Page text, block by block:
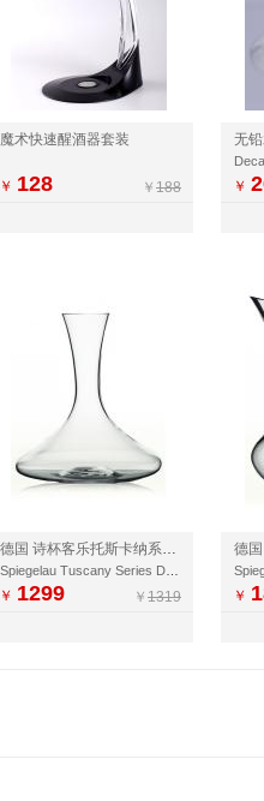
魔术快速醒酒器套装
￥ 128 ￥ 188 ￥
德国 诗杯客乐托斯卡纳系列醒酒器 1L
￥ 1299 ￥ 1319 ￥